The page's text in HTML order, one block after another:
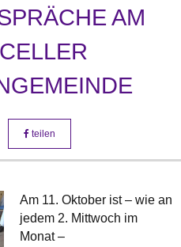
AM
teilen
Am 11. Oktober ist – wie an
jedem 2. Mittwoch im
Monat –